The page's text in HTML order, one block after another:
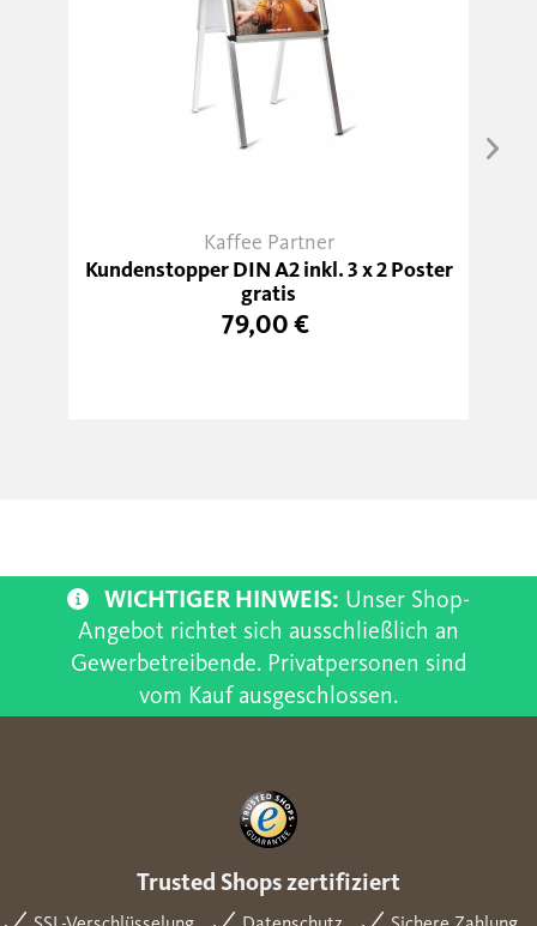
Kaffee Partner
Kundenstopper DIN A2 inkl. 3 x 2 Poster
gratis
79,00 €
WICHTIGER HINWEIS: Unser Shop-
Angebot richtet sich ausschließlich an
Gewerbetreibende. Privatpersonen sind
vom Kauf ausgeschlossen.
Trusted Shops zertifiziert